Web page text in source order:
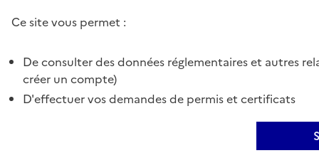
Ce site vous permet :
De consulter des données réglementaires et autres
créer un compte)
D'effectuer vos demandes de permis et certificats